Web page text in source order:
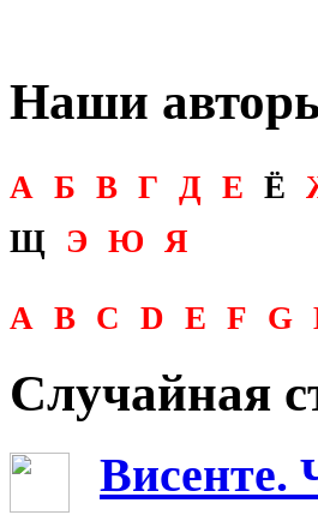
Наши
А Б В Г Д Е Ё
Щ
Э Ю Я
A B C D E F G
Случайная
Висенте.